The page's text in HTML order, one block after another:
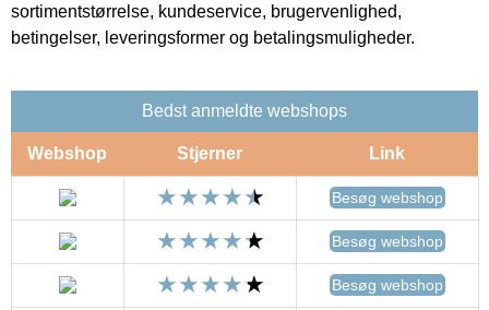
sortimentstørrelse, kundeservice, brugervenlighed,
betingelser, leveringsformer og betalingsmuligheder.
Bedst anmeldte webshops
Webshop Stjerner Link
Besøg webshop
Besøg webshop
Besøg webshop